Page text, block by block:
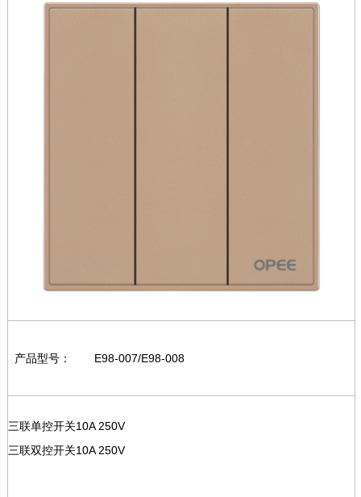
产品型号： E98-007/E98-008
三联单控开关10A 250V
三联双控开关10A 250V